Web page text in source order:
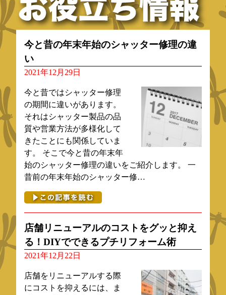
今と昔の年末年始のシャッター修理の違
い
2021年12月29日
今と昔ではシャッター修理
の期間に違いがあります。
それはシャッター製品の品
質や営業方法が多様化して
きたことにも関係していま
す。 そこで今と昔の年末年
始のシャッター修理の違いをご紹介します。 一
昔前の年末年始のシャッター修…
店舗リニューアルのコストをグッと抑え
る！DIYでできるプチリフォーム術
2021年12月22日
店舗をリニューアルする際
にコストを抑えるには、ま